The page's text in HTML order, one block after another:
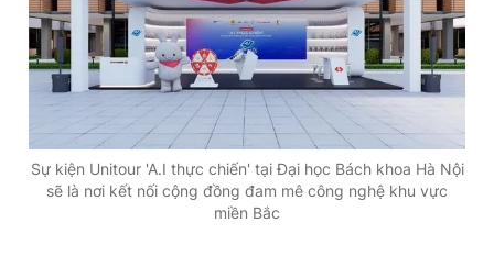
Sự kiện Unitour 'A.I thực chiến' tại Đại học Bách khoa Hà Nội
sẽ là nơi kết nối cộng đồng đam mê công nghệ khu vực
miền Bắc